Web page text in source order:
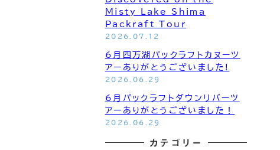
Misty Lake Shima
Packraft Tour
2026.07.12
6月四万湖パックラフトカヌーツ
アーありがとうございました!
2026.06.29
6月パックラフトダウンリバーツ
アーありがとうございました！
2026.06.29
カテゴリー